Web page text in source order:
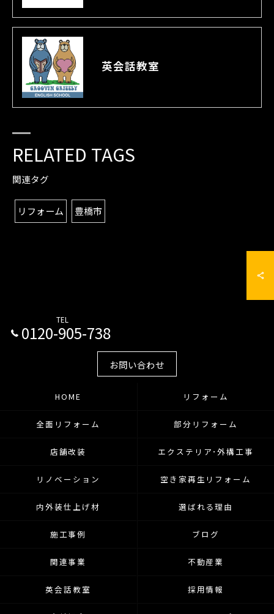
英会話教室
関連タグ
RELATED TAGS
リフォーム 豊橋市
TEL
0120-905-738
お問い合わせ
HOME リフォーム
全面リフォーム 部分リフォーム
店舗改装 エクステリア･外構工事
リノベーション 空き家再生リフォーム
内外装仕上げ材 選ばれる理由
施工事例 ブログ
関連事業 不動産業
英会話教室 採用情報